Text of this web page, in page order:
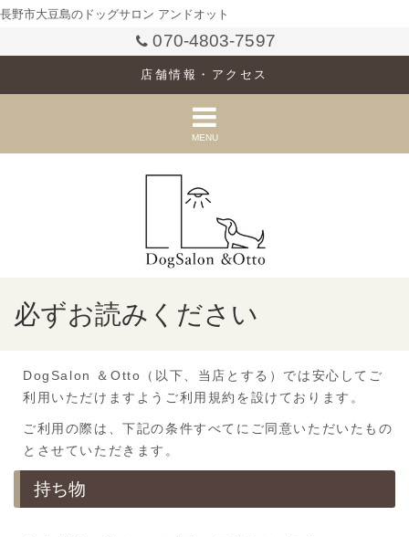
長野市大豆島のドッグサロン アンドオット
070-4803-7597
店舗情報・アクセス
MENU
必ずお読みください
DogSalon ＆Otto（以下、当店とする）では安心してご
利用いただけますようご利用規約を設けております。
ご利用の際は、下記の条件すべてにご同意いただいたもの
とさせていただきます。
持ち物